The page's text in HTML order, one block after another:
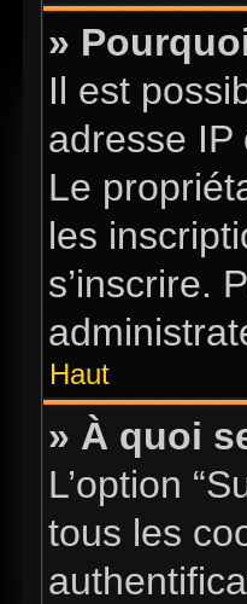
»
Il est
adresse IP
Le
les
s’inscrire.
Haut
» À quoi
L’option
tous les